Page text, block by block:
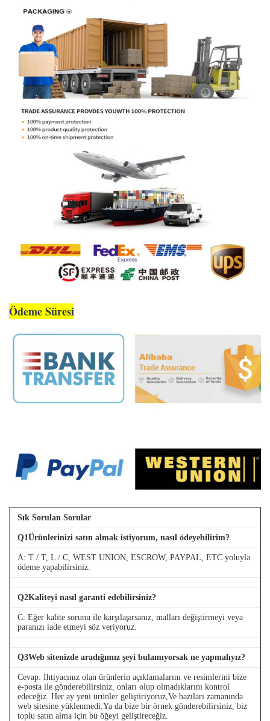
Ödeme Süresi
Sık Sorulan Sorular
Q1 Ürünlerinizi satın almak istiyorum, nasıl ödeyebilirim?
A: T / T, L / C, WEST UNION, ESCROW, PAYPAL, ETC yoluyla
ödeme yapabilirsiniz.
Q2Kaliteyi nasıl garanti edebilirsiniz?
C: Eğer kalite sorunu ile karşılaşırsanız, malları değiştirmeyi veya
paranızı iade etmeyi söz veriyoruz.
Q3Web sitenizde aradığımız şeyi bulamıyorsak ne yapmalıyız?
Cevap: İhtiyacınız olan ürünlerin açıklamalarını ve resimlerini bize
e-posta ile gönderebilirsiniz, onları olup olmadıklarını kontrol
edeceğiz. Her ay yeni ürünler geliştiriyoruz,Ve bazıları zamanında
web sitesine yüklenmedi.Ya da bize bir örnek gönderebilirsiniz, biz
toplu satın alma için bu öğeyi geliştireceğiz.